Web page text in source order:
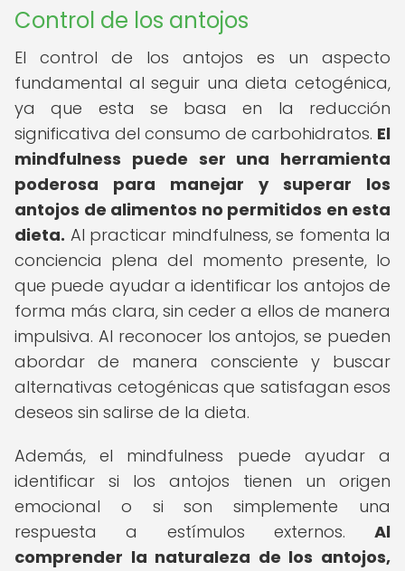
Control de los antojos
El control de los antojos es un aspecto
fundamental al seguir una dieta cetogénica,
ya que esta se basa en la reducción
significativa del consumo de carbohidratos. El
mindfulness puede ser una herramienta
poderosa para manejar y superar los
antojos de alimentos no permitidos en esta
dieta. Al practicar mindfulness, se fomenta la
conciencia plena del momento presente, lo
que puede ayudar a identificar los antojos de
forma más clara, sin ceder a ellos de manera
impulsiva. Al reconocer los antojos, se pueden
abordar de manera consciente y buscar
alternativas cetogénicas que satisfagan esos
deseos sin salirse de la dieta.
Además, el mindfulness puede ayudar a
identificar si los antojos tienen un origen
emocional o si son simplemente una
respuesta a estímulos externos. Al
comprender la naturaleza de los antojos,